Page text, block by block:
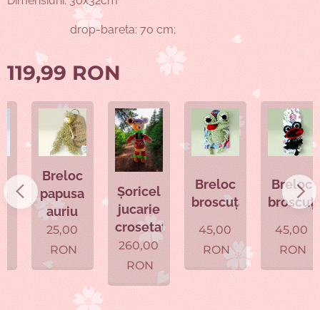
drop-bareta: 70 cm;
119,99 RON
Breloc
papusa
auriu
25,00
RON
Șoricel
jucarie
crosetat
260,00
RON
Breloc
broscuța
45,00
RON
Breloc
broscuța
45,00
RON